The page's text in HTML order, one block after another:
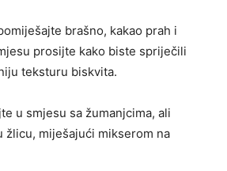
brašno, kakao prah i
prosijte kako biste spriječili
teksturu biskvita.
u smjesu sa žumanjcima, ali
žlicu, miješajući mikserom na